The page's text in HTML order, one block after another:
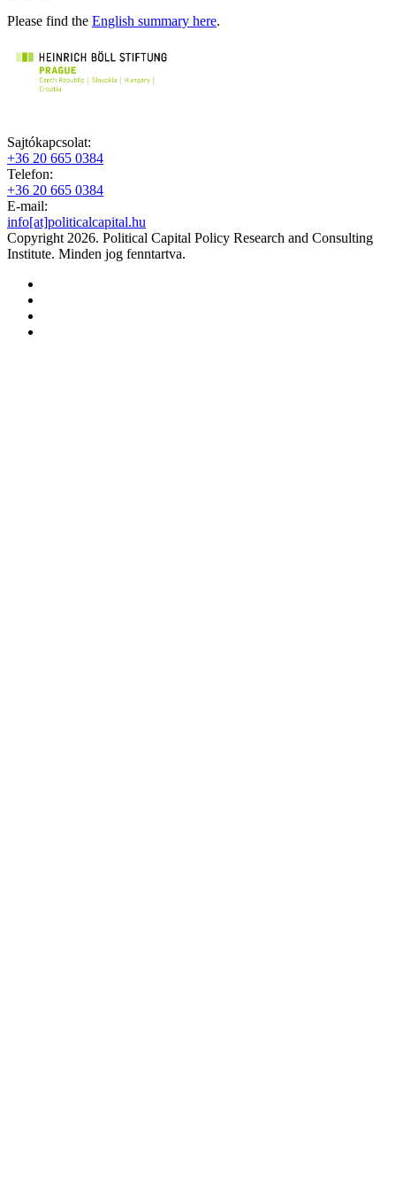
Please find the English summary here.
Sajtókapcsolat:
+36 20 665 0384
Telefon:
+36 20 665 0384
E-mail:
info[at]politicalcapital.hu
Copyright 2026. Political Capital Policy Research and Consulting
Institute. Minden jog fenntartva.